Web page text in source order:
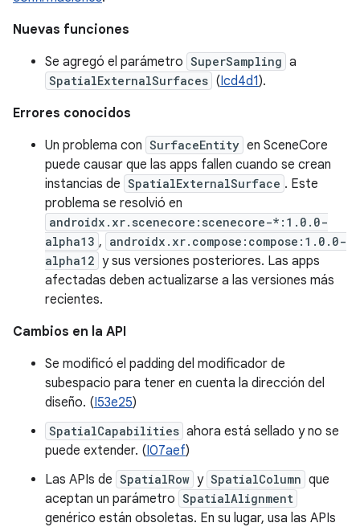
Nuevas funciones
Se agregó el parámetro SuperSampling a
SpatialExternalSurfaces (Icd4d1).
Errores conocidos
Un problema con SurfaceEntity en SceneCore
puede causar que las apps fallen cuando se crean
instancias de SpatialExternalSurface . Este
problema se resolvió en
androidx.xr.scenecore:scenecore-*:1.0.0-
alpha13 , androidx.xr.compose:compose:1.0.0-
alpha12 y sus versiones posteriores. Las apps
afectadas deben actualizarse a las versiones más
recientes.
Cambios en la API
Se modificó el padding del modificador de
subespacio para tener en cuenta la dirección del
diseño. (I53e25)
SpatialCapabilities ahora está sellado y no se
puede extender. (I07aef)
Las APIs de SpatialRow y SpatialColumn que
aceptan un parámetro SpatialAlignment
genérico están obsoletas. En su lugar, usa las APIs